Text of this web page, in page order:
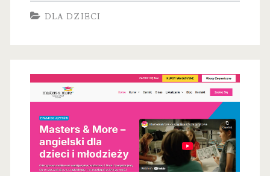
ogólnorozwojowe
DLA DZIECI